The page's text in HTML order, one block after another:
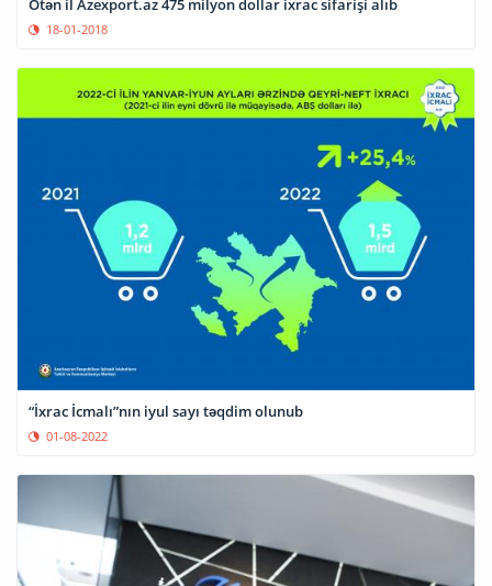
Ötən il Azexport.az 475 milyon dollar ixrac sifarişi alıb
18-01-2018
“İxrac İcmalı”nın iyul sayı təqdim olunub
01-08-2022